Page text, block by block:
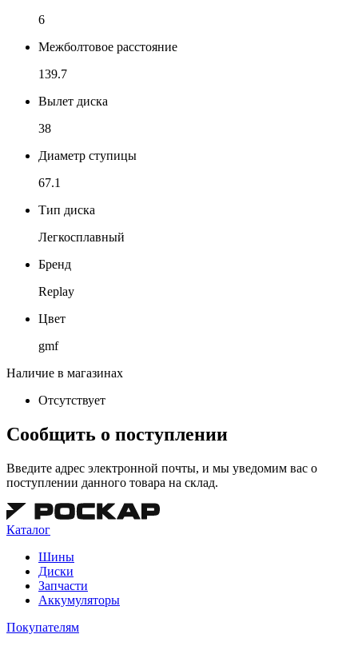
6
Межболтовое расстояние
139.7
Вылет диска
38
Диаметр ступицы
67.1
Тип диска
Легкосплавный
Бренд
Replay
Цвет
gmf
Наличие в магазинах
Отсутствует
Сообщить о поступлении
Введите адрес электронной почты, и мы уведомим вас о
поступлении данного товара на склад.
Каталог
Шины
Диски
Запчасти
Аккумуляторы
Покупателям